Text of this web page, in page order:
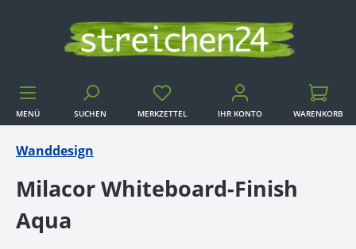
Zum Hauptinhalt springen
MENÜ SUCHEN MERKZETTEL IHR KONTO
WARENKORB
Wanddesign
Milacor Whiteboard-Finish
Aqua